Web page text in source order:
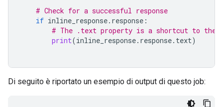
# Check for a successful response
if inline_response. response :
# The .text property is a shortcut to the
print(inline_response. response. text)
Di seguito è riportato un esempio di output di questo job: